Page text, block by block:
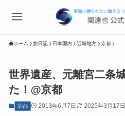
ホーム 旅日記 日本国内 近畿地方 京都
世界遺産、元離宮二条
た！@京都
京都 2013年6月7日 2025年3月17日